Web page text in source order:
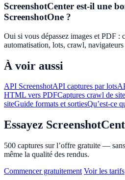
ScreenshotCenter est-il une
ScreenshotOne ?
Oui si vous dépassez images et PDF
automatisation, lots, crawl,
À voir aussi
API ScreenshotAPI captures par lots
HTML vers PDFCaptures crawl de site
siteGuide formats et sortiesQu’est-ce
Essayez
500 captures sur l’offre gratuite —
même la qualité des rendus.
Commencer gratuitement Voir les tarifs